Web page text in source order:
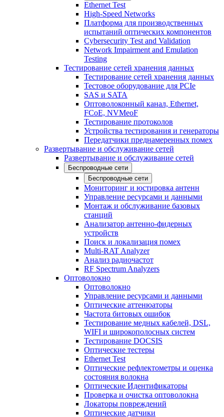
Ethernet Test
High-Speed Networks
Платформа для производственных
испытаний оптических компонентов
Cybersecurity Test and Validation
Network Impairment and Emulation
Testing
Тестирование сетей хранения данных
Тестирование сетей хранения данных
Тестовое оборудование для PCIe
SAS и SATA
Оптоволоконный канал, Ethernet,
FCoE, NVMeoF
Тестирование протоколов
Устройства тестирования и генераторы
Передатчики преднамеренных помех
Развертывание и обслуживание сетей
Развертывание и обслуживание сетей
Беспроводные сети
Беспроводные сети
Мониторинг и юстировка антенн
Управление ресурсами и данными
Монтаж и обслуживание базовых
станций
Анализатор антенно-фидерных
устройств
Поиск и локализация помех
Multi-RAT Analyzer
Анализ радиочастот
RF Spectrum Analyzers
Оптоволокно
Оптоволокно
Управление ресурсами и данными
Оптические aттенюаторы
Частота битовых ошибок
Тестирование медных кабелей, DSL,
WIFI и широкополосных систем
Тестирование DOCSIS
Оптические тестеры
Ethernet Test
Оптические рефлектометры и оценка
состояния волокна
Оптические Идентификаторы
Проверка и очистка оптоволокна
Локаторы повреждений
Оптические датчики